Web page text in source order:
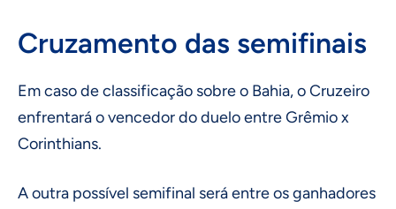
Cruzamento das semifinais
Em caso de classificação sobre o Bahia, o Cruzeiro
enfrentará o vencedor do duelo entre Grêmio x
Corinthians.
A outra possível semifinal será entre os ganhadores